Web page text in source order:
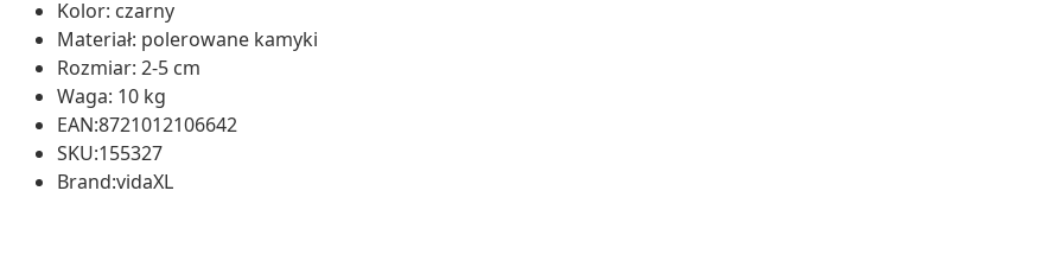
Kolor: czarny
Materiał: polerowane kamyki
Rozmiar: 2-5 cm
Waga: 10 kg
EAN:8721012106642
SKU:155327
Brand:vidaXL